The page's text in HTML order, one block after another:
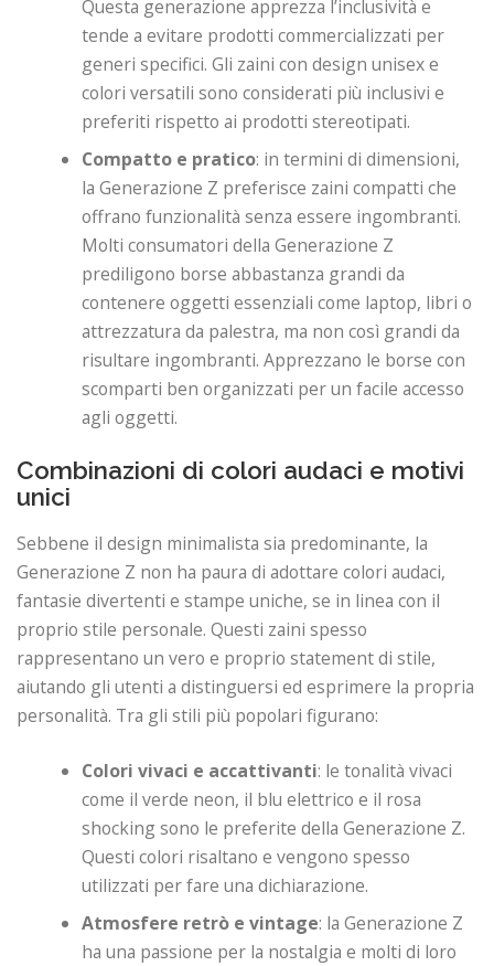
Questa generazione apprezza l’inclusività e
tende a evitare prodotti commercializzati per
generi specifici. Gli zaini con design unisex e
colori versatili sono considerati più inclusivi e
preferiti rispetto ai prodotti stereotipati.
Compatto e pratico: in termini di dimensioni,
la Generazione Z preferisce zaini compatti che
offrano funzionalità senza essere ingombranti.
Molti consumatori della Generazione Z
prediligono borse abbastanza grandi da
contenere oggetti essenziali come laptop, libri o
attrezzatura da palestra, ma non così grandi da
risultare ingombranti. Apprezzano le borse con
scomparti ben organizzati per un facile accesso
agli oggetti.
Combinazioni di colori audaci e motivi
unici
Sebbene il design minimalista sia predominante, la
Generazione Z non ha paura di adottare colori audaci,
fantasie divertenti e stampe uniche, se in linea con il
proprio stile personale. Questi zaini spesso
rappresentano un vero e proprio statement di stile,
aiutando gli utenti a distinguersi ed esprimere la propria
personalità. Tra gli stili più popolari figurano:
Colori vivaci e accattivanti: le tonalità vivaci
come il verde neon, il blu elettrico e il rosa
shocking sono le preferite della Generazione Z.
Questi colori risaltano e vengono spesso
utilizzati per fare una dichiarazione.
Atmosfere retrò e vintage: la Generazione Z
ha una passione per la nostalgia e molti di loro